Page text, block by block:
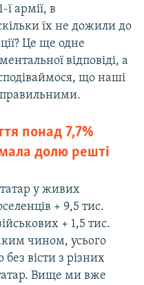
армії, в
їх не дожили до
Це ще одне
відповіді, а
що наші
правильними.
понад 7,7%
долю решті
у живих
+ 9,5 тис.
+ 1,5 тис.
чином, усього
вісти з різних
Вище ми вже